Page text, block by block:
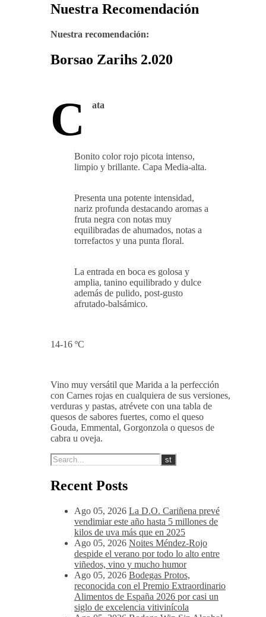
Nuestra Recomendación
Nuestra recomendación:
Borsao Zarihs 2.020
C ata
Bonito color rojo picota intenso,
limpio y brillante. Capa Media-alta.
Presenta una potente intensidad,
nariz profunda destacando aromas a
fruta negra con notas muy
afrutado-balsámico.
14-16 ºC
Vino muy versátil que Marida a la perfección
con Carnes rojas en cualquiera de sus versiones,
quesos de sabores fuertes, como el queso
cabra u oveja.
Recent Posts
Ago 05, 2026 La D.O. Cariñena prevé
vendimiar este año hasta 5 millones de
kilos de uva más que en 2025
Ago 05, 2026 Noites Méndez-Rojo
despide el verano por todo lo alto entre
viñedos, vino y mucho humor